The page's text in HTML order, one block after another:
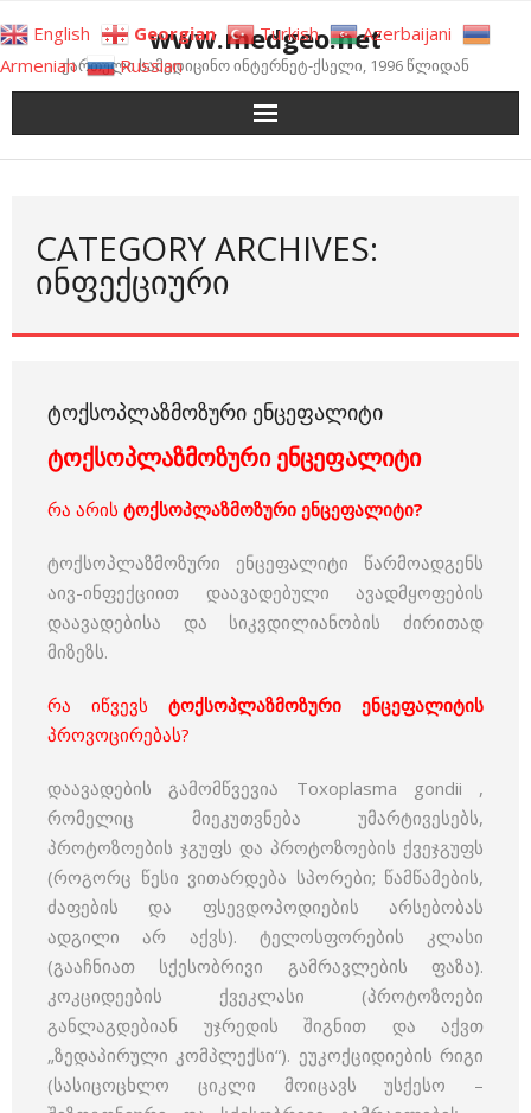
to
content
www.medgeo.net
ქართული სამედიცინო ინტერნეტ-ქსელი, 1996 წლიდან
CATEGORY ARCHIVES:
ᲘᲜᲤᲔᲥᲪᲘᲣᲠᲘ
ᲢᲝᲥᲡᲝᲞᲚᲐᲖᲛᲝᲖᲣᲠᲘ ᲔᲜᲪᲔᲤᲐᲚᲘᲢᲘ
ტოქსოპლაზმოზური ენცეფალიტი
რა არის ტოქსოპლაზმოზური ენცეფალიტი?
ტოქსოპლაზმოზური ენცეფალიტი წარმოადგენს
აივ-ინფექციით დაავადებული ავადმყოფების
დაავადებისა და სიკვდილიანობის ძირითად
მიზეზს.
რა იწვევს ტოქსოპლაზმოზური ენცეფალიტის
პროვოცირებას?
დაავადების გამომწვევია Toxoplasma gondii ,
რომელიც მიეკუთვნება უმარტივესებს,
პროტოზოების ჯგუფს და პროტოზოების ქვეჯგუფს
(როგორც წესი ვითარდება სპორები; წამწამების,
ძაფების და ფსევდოპოდიების არსებობას
ადგილი არ აქვს). ტელოსფორების კლასი
(გააჩნიათ სქესობრივი გამრავლების ფაზა).
კოკციდეების ქვეკლასი (პროტოზოები
განლაგდებიან უჯრედის შიგნით და აქვთ
„ზედაპირული კომპლექსი“). ეუკოქციდიების რიგი
(სასიცოცხლო ციკლი მოიცავს უსქესო –
English Georgian Turkish
Azerbaijani
Armenian
Russian